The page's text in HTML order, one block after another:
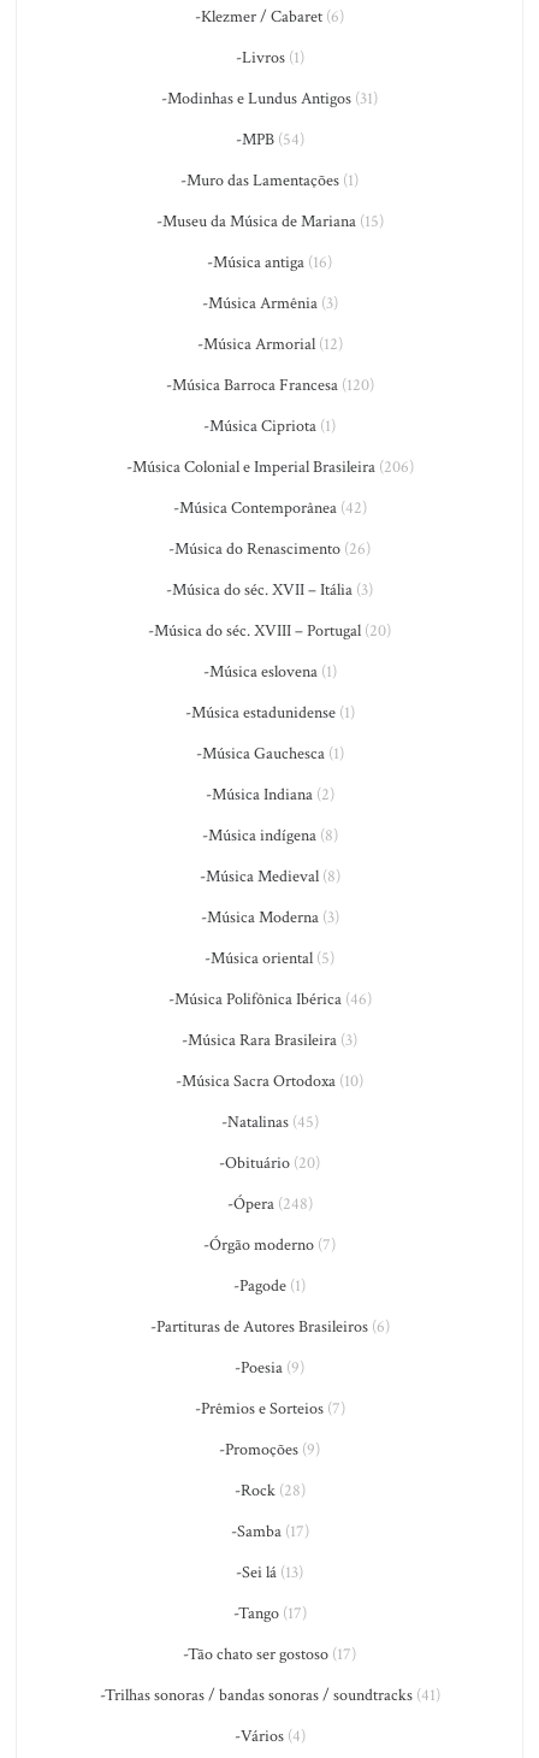
-Klezmer / Cabaret (6)
-Livros(1)
-Modinhas e Lundus Antigos (31)
-MPB(54)
-Muro das Lamentações (1)
-Museu da Música de Mariana(15)
-Música antiga (16)
-Música Armênia(3)
-Música Armorial(12)
-Música Barroca Francesa(120)
-Música Cipriota (1)
-Música Colonial e Imperial Brasileira(206)
-Música Contemporânea(42)
-Música do Renascimento (26)
-Música do séc. XVII – Itália (3)
-Música do séc. XVIII – Portugal (20)
-Música eslovena(1)
-Música estadunidense(1)
-Música Gauchesca(1)
-Música Indiana(2)
-Música indígena(8)
-Música Medieval(8)
-Música Moderna(3)
-Música oriental (5)
-Música Polifônica Ibérica(46)
-Música Rara Brasileira (3)
-Música Sacra Ortodoxa (10)
-Natalinas(45)
-Obituário (20)
-Ópera(248)
-Órgão moderno (7)
-Pagode (1)
-Partituras de Autores Brasileiros(6)
-Poesia (9)
-Prêmios e Sorteios(7)
-Promoções (9)
-Rock(28)
-Samba(17)
-Sei lá (13)
-Tango(17)
-Tão chato ser gostoso (17)
-Trilhas sonoras / bandas sonoras / soundtracks(41)
-Vários(4)